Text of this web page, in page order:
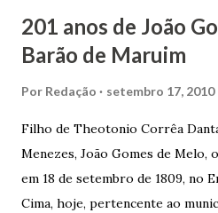
201 anos de João
Barão de Maruim
Por Redação setembro 17, 2010
Filho de Theotonio Corrêa
Menezes, João Gomes de Melo,
em 18 de setembro de 1809, no
Cima, hoje, pertencente ao